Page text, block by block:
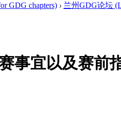
GDG chapters) › 兰州GDG论坛
事宜以及赛前